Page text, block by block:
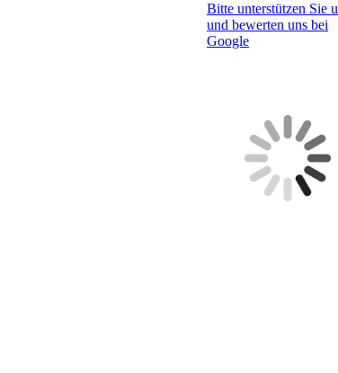
Bitte unterstützen Sie
und bewerten uns bei
Google